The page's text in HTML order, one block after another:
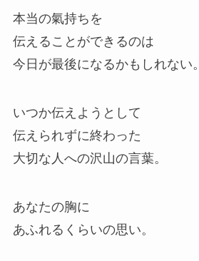
本当の氣持ちを
伝えることができるのは
今日が最後になるかもしれない。
いつか伝えようとして
伝えられずに終わった
大切な人への沢山の言葉。
あなたの胸に
あふれるくらいの思い。